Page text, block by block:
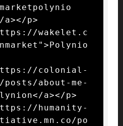
p>
wakelet.c
colonial-
posts/about-me-
a></p>
humanity-
po